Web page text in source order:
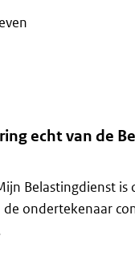
echt van de
Belastingdienst
ondertekenaar